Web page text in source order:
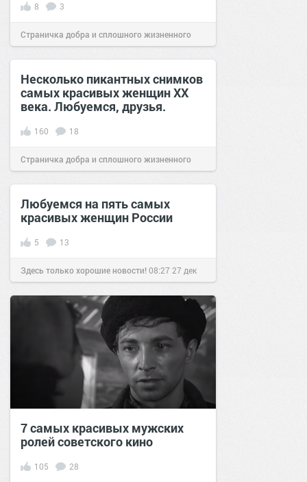
8 3
Страничка добра и сплошного жизненного
позитива!07:40 11 мар 2025
Несколько пикантных снимков
самых красивых женщин ХХ
века. Любуемся, друзья.
160 18
Страничка добра и сплошного жизненного
позитива! 05:3925 янв 2018
Любуемся на пять самых
красивых женщин России
5 13
Здесь только хорошие новости!08:27 27 дек
2017
7 самых красивых мужских
ролей советского кино
105 28